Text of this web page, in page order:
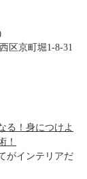
区京町堀1-8-31
る！身につけよ
！
がインテリアだ